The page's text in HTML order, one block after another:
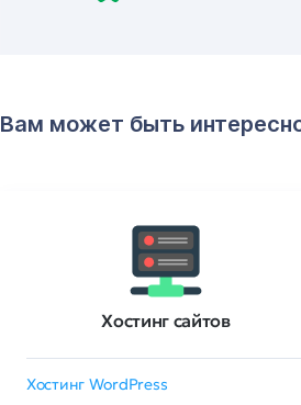
Вам может быть
Хостинг сайтов
Хостинг WordPress